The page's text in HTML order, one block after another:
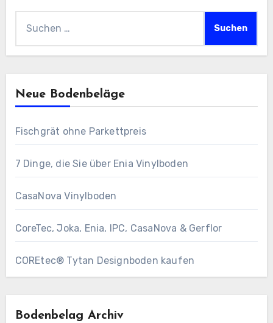
Neue Bodenbeläge
Fischgrät ohne Parkettpreis
7 Dinge, die Sie über Enia Vinylboden
CasaNova Vinylboden
CoreTec, Joka, Enia, IPC, CasaNova & Gerflor
COREtec® Tytan Designboden kaufen
Bodenbelag Archiv